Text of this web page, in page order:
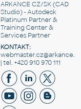
ARKANCE CZ/SK(CAD
Studio) - Autodesk
Platinum Partner &
Training Center &
Services Partner
KONTAKT:
| tel. +420 910 970 111